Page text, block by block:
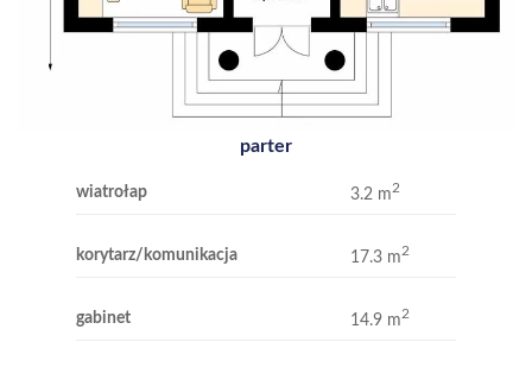
parter
wiatrołap 3.2 m2
korytarz/komunikacja 17.3 m2
gabinet 14.9 m2